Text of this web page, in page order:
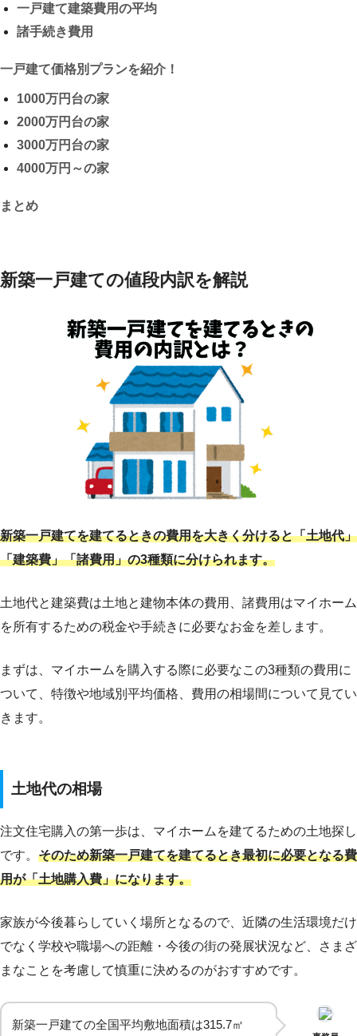
一戸建て建築費用の平均
諸手続き費用
一戸建て価格別プランを紹介！
1000万円台の家
2000万円台の家
3000万円台の家
4000万円～の家
まとめ
新築一戸建ての値段内訳を解説
新築一戸建てを建てるときの費用を大きく分けると「土地代」
「建築費」「諸費用」の3種類に分けられます。
土地代と建築費は土地と建物本体の費用、諸費用はマイホーム
を所有するための税金や手続きに必要なお金を差します。
まずは、マイホームを購入する際に必要なこの3種類の費用に
ついて、特徴や地域別平均価格、費用の相場間について見てい
きます。
土地代の相場
注文住宅購入の第一歩は、マイホームを建てるための土地探し
です。 そのため新築一戸建てを建てるとき最初に必要となる費
用が「土地購入費」になります。
家族が今後暮らしていく場所となるので、近隣の生活環境だけ
でなく学校や職場への距離・今後の街の発展状況など、さまざ
まなことを考慮して慎重に決めるのがおすすめです。
新築一戸建ての全国平均敷地面積は315.7㎡